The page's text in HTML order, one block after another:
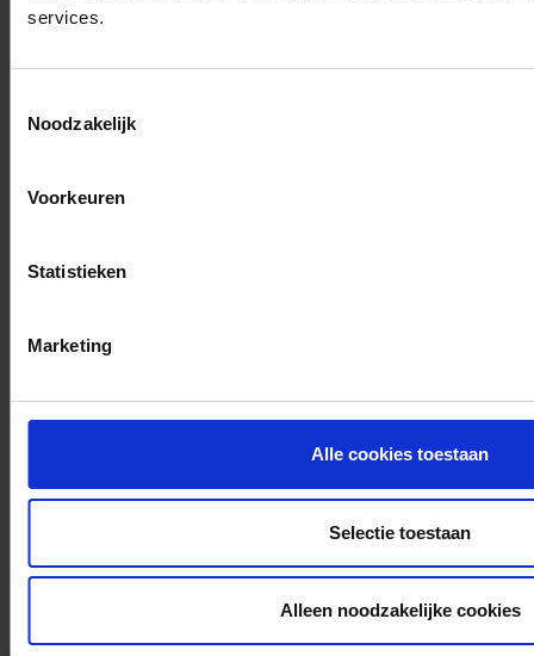
services.
Noodzakelijk
Voorkeuren
Statistieken
Marketing
Alle cookies toestaan
Selectie toestaan
Alleen noodzakelijke cookies
(Département d’Aptitude à
terugkrijgt of een nieuw kunt
voor het gebruik van uw rijbewijs.
Conclusie: als u een medisch
probleem hebt, meld het dan aan
Anders riskeert u dat u na een
ongeval zelf voor alle kosten